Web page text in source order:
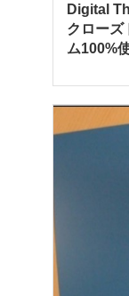
Digital
クローズ
ム100%